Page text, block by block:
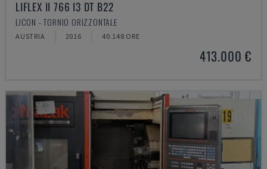
LIFLEX II 766 I3 DT B22
LICON - TORNIO ORIZZONTALE
AUSTRIA 2016 40.148 ORE
413.000 €